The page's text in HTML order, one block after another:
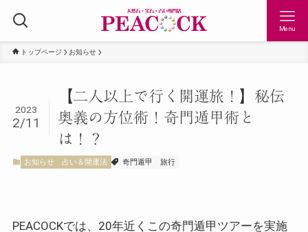
Menu
トップページ お知らせ
【二人以上で行く開運旅！】秘伝
奥義の方位術！奇門遁甲術と
は！？
2023
2/11
お知らせ 占い＆開運法 奇門遁甲 旅行
PEACOCKでは、20年近くこの奇門遁甲ツアーを実施